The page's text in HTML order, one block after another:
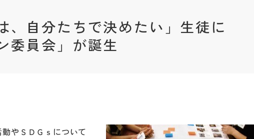
、自分たちで決めたい」生徒に
委員会」が誕生
やＳＤＧｓについて